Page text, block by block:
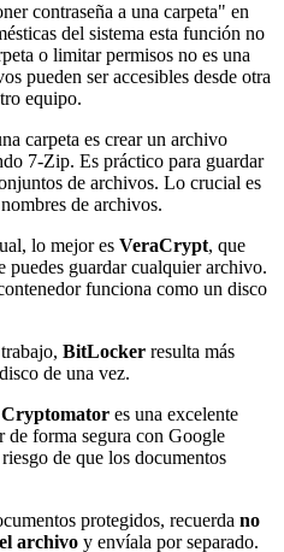
contraseña a una carpeta" en
del sistema esta función no
o limitar permisos no es una
pueden ser accesibles desde otra
equipo.
carpeta es crear un archivo
7-Zip. Es práctico para guardar
de archivos. Lo crucial es
de archivos.
lo mejor es VeraCrypt, que
puedes guardar cualquier archivo.
funciona como un disco
BitLocker resulta más
de una vez.
Cryptomator es una excelente
forma segura con Google
de que los documentos
protegidos, recuerda no
archivo y envíala por separado.